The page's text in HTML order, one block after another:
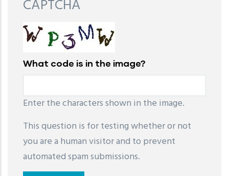
CAPTCHA
What code is in the image?
Enter the characters shown in the image.
This question is for testing whether or not
you are a human visitor and to prevent
automated spam submissions.